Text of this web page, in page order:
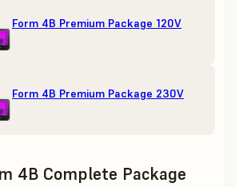
Form 4B Premium Package 120V
Form 4B Premium Package 230V
4B Complete Package